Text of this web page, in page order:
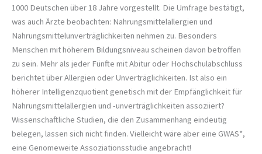
1000 Deutschen über 18 Jahre vorgestellt. Die Umfrage bestätigt,
was auch Ärzte beobachten: Nahrungsmittelallergien und
Nahrungsmittelunverträglichkeiten nehmen zu. Besonders
Menschen mit höherem Bildungsniveau scheinen davon betroffen
zu sein. Mehr als jeder Fünfte mit Abitur oder Hochschulabschluss
berichtet über Allergien oder Unverträglichkeiten. Ist also ein
höherer Intelligenzquotient genetisch mit der Empfänglichkeit für
Nahrungsmittelallergien und -unverträglichkeiten assoziiert?
Wissenschaftliche Studien, die den Zusammenhang eindeutig
belegen, lassen sich nicht finden. Vielleicht wäre aber eine GWAS*,
eine Genomeweite Assoziationsstudie angebracht!